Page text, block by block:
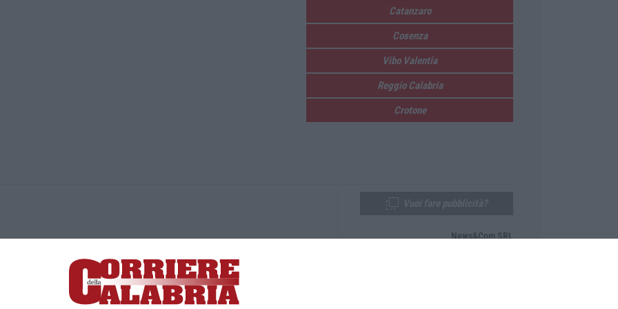
Catanzaro
Cosenza
Vibo Valentia
Reggio Calabria
Crotone
Lamezia Terme (CZ)
responsabile Paola Militano |Privacy
News&Com SRL